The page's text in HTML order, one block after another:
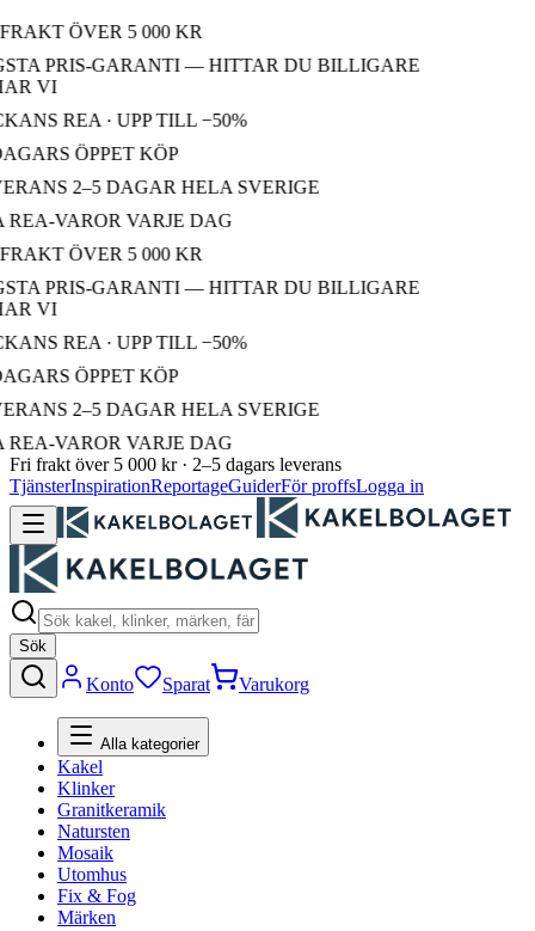
ÖVER 5 000 KR
PRIS-GARANTI — HITTAR DU BILLIGARE
VI
REA · UPP TILL −50%
ÖPPET KÖP
2–5 DAGAR HELA SVERIGE
VAROR VARJE DAG
ÖVER 5 000 KR
PRIS-GARANTI — HITTAR DU BILLIGARE
VI
REA · UPP TILL −50%
ÖPPET KÖP
2–5 DAGAR HELA SVERIGE
VAROR VARJE DAG
Fri frakt över 5 000 kr · 2–5 dagars leverans
TjänsterInspirationReportageGuiderFör proffsLogga in
Sök
Konto Sparat Varukorg
Alla kategorier
Kakel
Klinker
Granitkeramik
Natursten
Mosaik
Utomhus
Fix & Fog
Märken